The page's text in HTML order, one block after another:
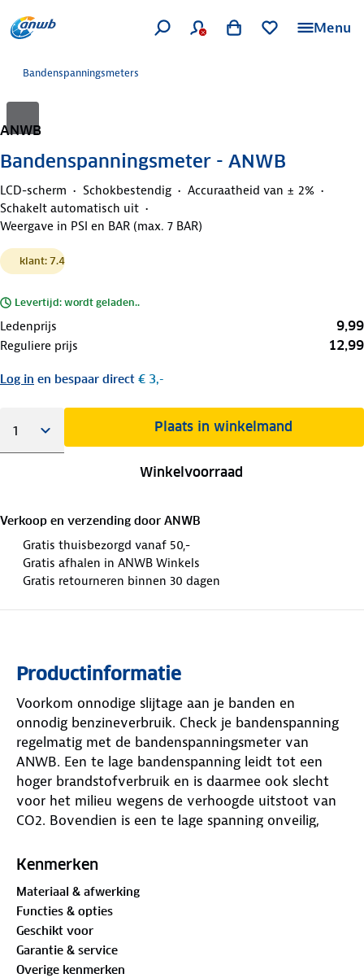
Menu
Bandenspanningsmeters
ANWB
Bandenspanningsmeter - ANWB
LCD-scherm Schokbestendig
Accuraatheid van ± 2%
Schakelt automatisch uit
Weergave in PSI en BAR (max. 7 BAR)
klant: 7.4
Levertijd: wordt geladen..
Ledenprijs 9,99
Reguliere prijs 12,99
Log in en bespaar direct € 3,-
Plaats in winkelmand
Winkelvoorraad
Verkoop en verzending door ANWB
Gratis thuisbezorgd vanaf 50,-
Gratis afhalen in ANWB Winkels
Gratis retourneren binnen 30 dagen
Productinformatie
Voorkom onnodige slijtage aan je banden en
onnodig benzineverbruik. Check je bandenspanning
regelmatig met de bandenspanningsmeter van
ANWB. Een te lage bandenspanning leidt tot een
hoger brandstofverbruik en is daarmee ook slecht
voor het milieu wegens de verhoogde uitstoot van
CO2. Bovendien is een te lage spanning onveilig,
remweg. Een bandenspanning die 25 procent te laag
het brandstofverbruik met ongeveer 2 procent
toeneemt. Automobilisten die zo'n 25.000 kilometer
per jaar afleggen, moeten daardoor al snel 140 euro
extra betalen aan brandstof.
Kenmerken
Materiaal & afwerking
Functies & opties
Geschikt voor
Garantie & service
Overige kenmerken